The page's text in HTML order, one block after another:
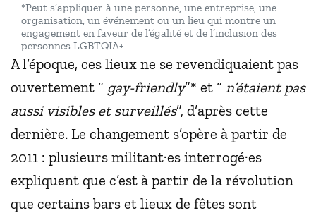
*Peut s’appliquer à une personne, une entreprise, une
organisation, un événement ou un lieu qui montre un
engagement en faveur de l’égalité et de l’inclusion des
personnes LGBTQIA+
A l’époque, ces lieux ne se revendiquaient pas
ouvertement “ gay-friendly”* et “ n’étaient pas
aussi visibles et surveillés”, d’après cette
dernière. Le changement s’opère à partir de
2011 : plusieurs militant·es interrogé·es
expliquent que c’est à partir de la révolution
que certains bars et lieux de fêtes sont